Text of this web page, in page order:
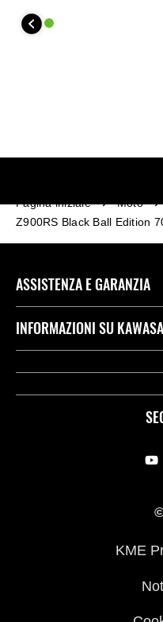
Pagina iniziale Moto
Z900RS Black Ball Edition
ASSISTENZA E GARANZIA
Assistenza Stradale
Kawasaki Care
INFORMAZIONI SU
Società
KME